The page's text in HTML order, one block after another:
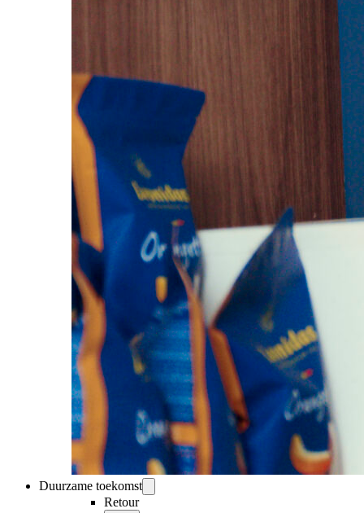
Duurzame toekomst
Retour